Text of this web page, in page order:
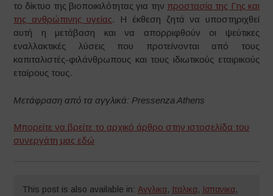
το δίκτυο της βιοποικιλότητας για την προστασία της Γης και
της ανθρώπινης υγείας. Η έκθεση ζητά να υποστηριχθεί
αυτή η μετάβαση και να απορριφθούν οι ψεύτικες
εναλλακτικές λύσεις που προτείνονται από τους
καπιταλιστές-φιλάνθρωπους και τους ιδιωτικούς εταιρικούς
εταίρους τους.
Μετάφραση από τα αγγλικά: PressenzaAthens
Μπορείτε να βρείτε το αρχικό άρθρο στην ιστοσελίδα του
συνεργάτη μας εδώ
This post is also available in: Αγγλικα, Ιταλικα, Ισπανικα,